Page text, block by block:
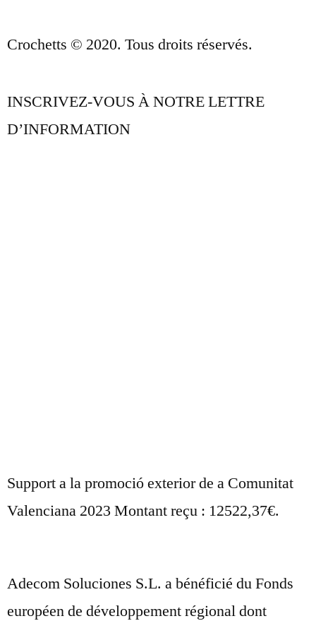
Crochetts © 2020. Tous droits réservés.
INSCRIVEZ-VOUS À NOTRE LETTRE
D’INFORMATION
Support a la promoció exterior de a Comunitat
Valenciana 2023 Montant reçu : 12522,37€.
Adecom Soluciones S.L. a bénéficié du Fonds
européen de développement régional dont